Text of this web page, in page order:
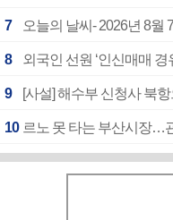
7 오늘의 날씨- 2026년 8월
8 외국인 선원 ‘인신매매
9 [사설] 해수부 신청사 북
10 르노 못 타는 부산시장…